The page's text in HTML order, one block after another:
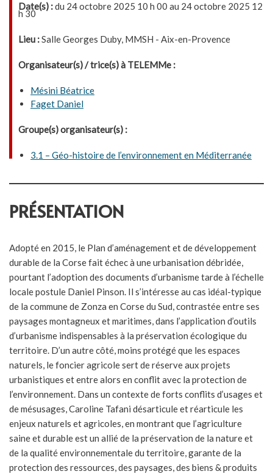
Date(s) :du 24 octobre 2025 10 h 00 au 24 octobre 2025 12
h 30
Lieu :Salle Georges Duby, MMSH - Aix-en-Provence
Organisateur(s) / trice(s) à TELEMMe :
Mésini Béatrice
Faget Daniel
Groupe(s) organisateur(s) :
3.1 – Géo-histoire de l’environnement en Méditerranée
PRÉSENTATION
Adopté en 2015, le Plan d’aménagement et de développement
durable de la Corse fait échec à une urbanisation débridée,
pourtant l’adoption des documents d’urbanisme tarde à l’échelle
locale postule Daniel Pinson. Il s’intéresse au cas idéal-typique
de la commune de Zonza en Corse du Sud, contrastée entre ses
paysages montagneux et maritimes, dans l’application d’outils
d’urbanisme indispensables à la préservation écologique du
territoire. D’un autre côté, moins protégé que les espaces
naturels, le foncier agricole sert de réserve aux projets
urbanistiques et entre alors en conflit avec la protection de
l’environnement. Dans un contexte de forts conflits d’usages et
de mésusages, Caroline Tafani désarticule et réarticule les
enjeux naturels et agricoles, en montrant que l’agriculture
saine et durable est un allié de la préservation de la nature et
de la qualité environnementale du territoire, garante de la
protection des ressources, des paysages, des biens & produits